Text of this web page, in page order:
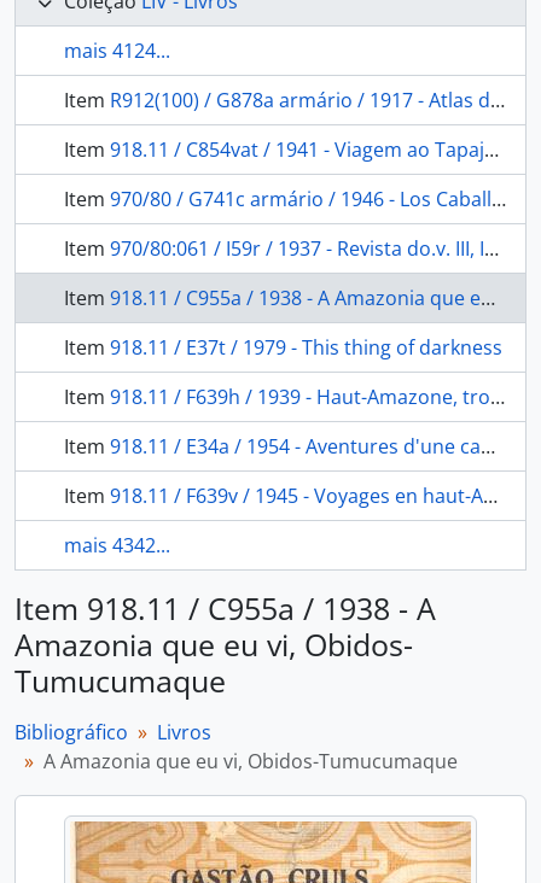
mais 4124...
Item R912(100) / G878a armário / 1917 - Atlas de géographie physique: politique et historique.
Item 918.11 / C854vat / 1941 - Viagem ao Tapajós, 28 de julho de 1895 - 7 de Janeiro de 1896
Item 970/80 / G741c armário / 1946 - Los Caballos de la conquista
Item 970/80:061 / I59r / 1937 - Revista do.v. III, Instituto panamericano de geografia e história: Assembléia inaugural, 1932-33.
Item 918.11 / C955a / 1938 - A Amazonia que eu vi, Obidos-Tumucumaque
Item 918.11 / E37t / 1979 - This thing of darkness
Item 918.11 / F639h / 1939 - Haut-Amazone, trois français chez les indiens réducteurs de tetes
Item 918.11 / E34a / 1954 - Aventures d'une camera en Amazonie (In der gruner Holle)
Item 918.11 / F639v / 1945 - Voyages en haut-Amazone. Trois français chez les indiens reducteurs de tetês
mais 4342...
Item 918.11 / C955a / 1938 - A
Amazonia que eu vi, Obidos-
Tumucumaque
Bibliográfico
Livros
A Amazonia que eu vi, Obidos-Tumucumaque